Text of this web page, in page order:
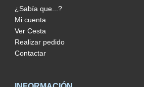
¿Sabía que...?
Mi cuenta
Ver Cesta
Realizar pedido
Contactar